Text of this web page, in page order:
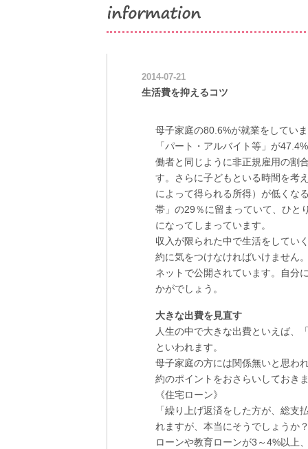
2014-07-21
生活費を抑えるコツ
母子家庭の80.6%が就業をしてい
「パート・アルバイト等」が
働者と同じように非正規雇用の割
す。さらに子どもといる時間を考
によって得られる所得）が低くな
帯」の29％に留まっていて、ひと
になってしまっています。
収入が限られた中で生活をしてい
約に気をつけなければいけません
ネットで公開されています。自分
かがでしょう。
大きな出費を見直す
人生の中で大きな出費といえば、
といわれます。
母子家庭の方には関係無いと思わ
約のポイントをおさらいしておき
《住宅ローン》
「繰り上げ返済をした方が、総支
れますが、本当にそうでしょうか
ローンや教育ローンが3～4%以上